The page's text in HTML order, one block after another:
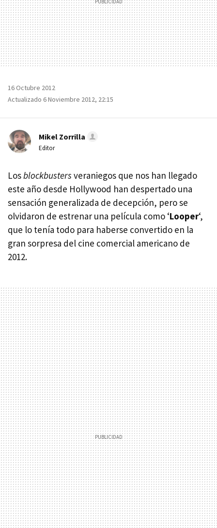
16 Octubre 2012
Actualizado 6 Noviembre 2012, 22:15
Mikel Zorrilla
Editor
Losblockbusters veraniegos que nos han llegado
este año desde Hollywood han despertado una
sensación generalizada de decepción, pero se
olvidaron de estrenar una película como ‘Looper‘,
que lo tenía todo para haberse convertido en la
gran sorpresa del cine comercial americano de
2012.